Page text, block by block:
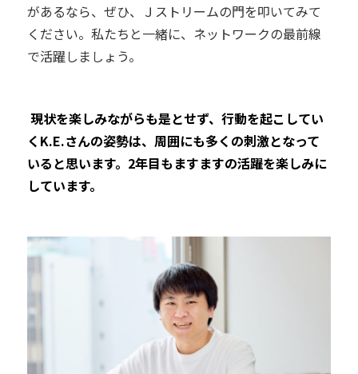
があるなら、ぜひ、Ｊストリームの門を叩いてみて
ください。私たちと一緒に、ネットワークの最前線
で活躍しましょう。
―― 現状を楽しみながらも是とせず、行動を起こしてい
くK.E.さんの姿勢は、周囲にも多くの刺激となって
いると思います。2年目もますますの活躍を楽しみに
しています。